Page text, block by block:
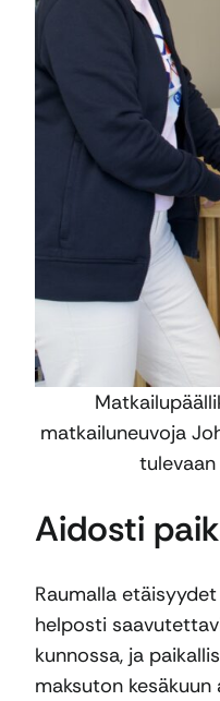
matkailuneuvoja
tulevaan
Aidosti
Raumalla
helposti
kunnossa, ja
maksuton